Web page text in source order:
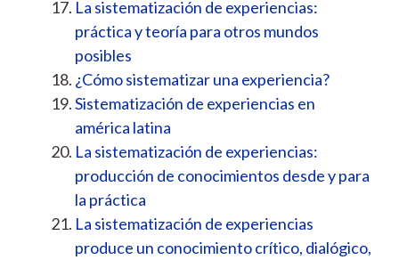
La sistematización de experiencias:
práctica y teoría para otros mundos
posibles
¿Cómo sistematizar una experiencia?
Sistematización de experiencias en
américa latina
La sistematización de experiencias:
producción de conocimientos desde y para
la práctica
La sistematización de experiencias
produce un conocimiento crítico, dialógico,